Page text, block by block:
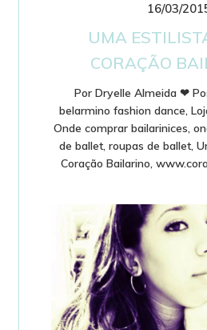
16/03/
UMA
CORAÇÃO
PorDryelle Almeida ❤
belarmino fashion dance,
Onde comprar bailarinices,
de ballet, roupas de ballet,
Coração Bailarino,